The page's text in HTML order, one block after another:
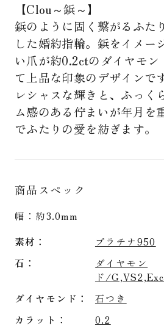
【Clou～鋲～】
鋲のように固く繋がるふた
した婚約指輪。鋲をイメー
い爪が約0.2ctのダイヤモン
て上品な印象のデザインで
レシャスな輝きと、ふっく
ム感のある佇まいが年月を
でふたりの愛を紡ぎます。
商品スペック
幅：約3.0mm
素材
プラチナ950
石
ダイヤモン
ド/
ダイヤモンド
石つき
カラット
0.2